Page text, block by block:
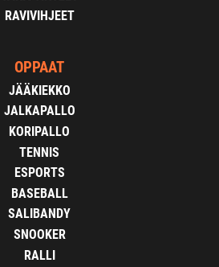
RAVIVIHJEET
OPPAAT
JÄÄKIEKKO
JALKAPALLO
KORIPALLO
TENNIS
ESPORTS
BASEBALL
SALIBANDY
SNOOKER
RALLI